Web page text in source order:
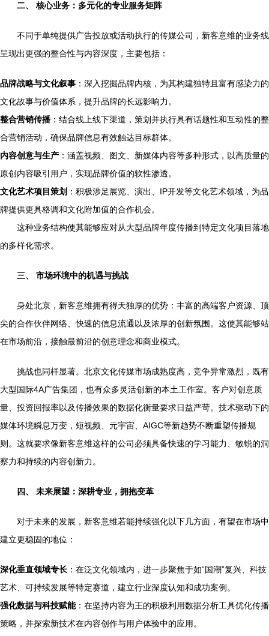
二、 核心业务：多元化的专业服务矩阵
不同于单纯提供广告投放或活动执行的传媒公司，新客意维的业务线
呈现出更强的整合性与内容深度，主要包括：
品牌战略与文化叙事 ：深入挖掘品牌内核，为其构建独特且富有感染力的
文化故事与价值体系，提升品牌的长远影响力。
整合营销传播 ：结合线上线下渠道，策划并执行具有话题性和互动性的整
合营销活动，确保品牌信息有效触达目标群体。
内容创意与生产 ：涵盖视频、图文、新媒体内容等多种形式，以高质量的
原创内容吸引用户，实现品牌价值的软性渗透。
文化艺术项目策划 ：积极涉足展览、演出、IP开发等文化艺术领域，为品
牌提供更具格调和文化附加值的合作机会。
这种业务结构使其能够应对从大型品牌年度传播到特定文化项目落地
的多样化需求。
三、 市场环境中的机遇与挑战
身处北京，新客意维拥有得天独厚的优势：丰富的高端客户资源、顶
尖的合作伙伴网络、快速的信息流通以及浓厚的创新氛围。这使其能够站
在市场前沿，接触最前沿的创意理念和商业模式。
挑战也同样显著。北京文化传媒市场成熟度高，竞争异常激烈，既有
大型国际4A广告集团，也有众多灵活创新的本土工作室。客户对创意质
量、投资回报率以及传播效果的数据化衡量要求日益严苛。技术驱动下的
媒体环境瞬息万变，短视频、元宇宙、AIGC等新趋势不断重塑传播规
则。这就要求像新客意维这样的公司必须具备快速的学习能力、敏锐的洞
察力和持续的内容创新力。
四、 未来展望：深耕专业，拥抱变革
对于未来的发展，新客意维若能持续强化以下几方面，有望在市场中
建立更稳固的地位：
深化垂直领域专长 ：在泛文化领域内，进一步聚焦于如“国潮”复兴、科技
艺术、可持续发展等特定赛道，建立行业深度认知和成功案例。
强化数据与科技赋能：在坚持内容为王的积极利用数据分析工具优化传播
策略，并探索新技术在内容创作与用户体验中的应用。